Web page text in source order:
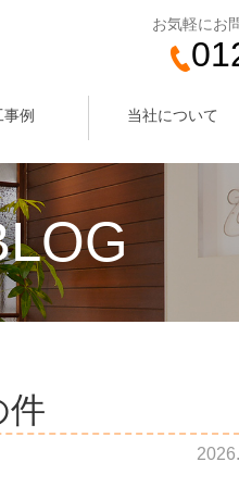
お気軽にお
例 当社について
件